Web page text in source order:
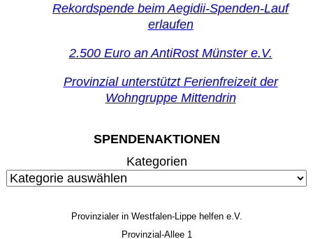
Rekordspende beim Aegidii-Spenden-Lauf
erlaufen
2.500 Euro an AntiRost Münster e.V.
Provinzial unterstützt Ferienfreizeit der
Wohngruppe Mittendrin
SPENDENAKTIONEN
Kategorien
Provinzialer in Westfalen-Lippe helfen e.V.
Provinzial-Allee 1